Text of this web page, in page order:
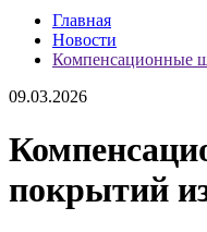
Главная
Новости
Компенсационные
09.03.2026
покрытий